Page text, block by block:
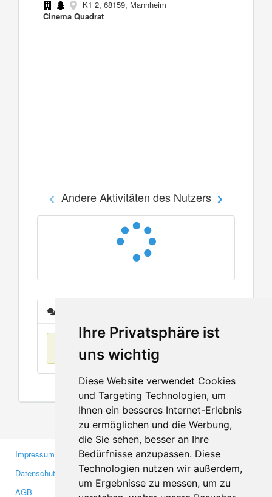
Ihre Privatsphäre ist
uns wichtig
Diese Website verwendet Cookies
und Targeting Technologien, um
Ihnen ein besseres Internet-Erlebnis
zu ermöglichen und die Werbung,
die Sie sehen, besser an Ihre
Bedürfnisse anzupassen. Diese
Technologien nutzen wir außerdem,
um Ergebnisse zu messen, um zu
K1 2, 68159, Mannheim
Cinema Quadrat
Andere Aktivitäten des Nutzers
Keine Einträge
Impressum
Datenschutzerklärung
AGB
Gewerbetreibende
Investoren